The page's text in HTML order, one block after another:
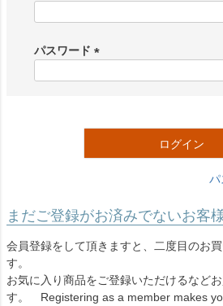
)
パスワード
ログイン
パ
まだご登録がお済みでないお客
会員登録をして頂きますと、二度目のお
す。
お気に入り商品をご登録いただけるなど
す。 Registering as a member makes